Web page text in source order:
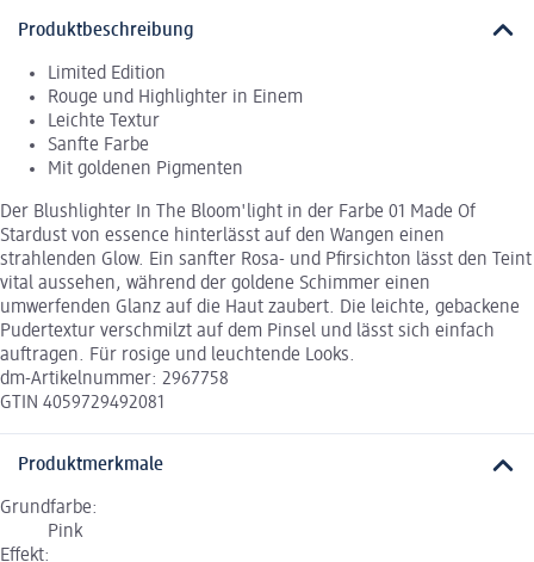
Produktbeschreibung
Limited Edition
Rouge und Highlighter in Einem
Leichte Textur
Sanfte Farbe
Mit goldenen Pigmenten
Der Blushlighter In The Bloom'light in der Farbe 01 Made Of
Stardust von essence hinterlässt auf den Wangen einen
strahlenden Glow. Ein sanfter Rosa- und Pfirsichton lässt den Teint
vital aussehen, während der goldene Schimmer einen
umwerfenden Glanz auf die Haut zaubert. Die leichte, gebackene
Pudertextur verschmilzt auf dem Pinsel und lässt sich einfach
auftragen. Für rosige und leuchtende Looks.
dm-Artikelnummer: 2967758
GTIN 4059729492081
Produktmerkmale
Grundfarbe:
Pink
Effekt: